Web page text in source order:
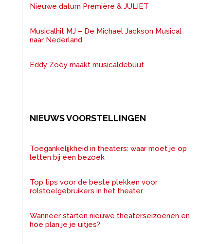
Nieuwe datum Première & JULIET
Musicalhit MJ – De Michael Jackson Musical
naar Nederland
Eddy Zoëy maakt musicaldebuut
NIEUWS VOORSTELLINGEN
Toegankelijkheid in theaters: waar moet je op
letten bij een bezoek
Top tips voor de beste plekken voor
rolstoelgebruikers in het theater
Wanneer starten nieuwe theaterseizoenen en
hoe plan je je uitjes?